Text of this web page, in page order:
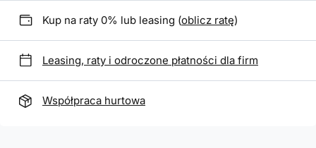
Kup na raty 0% lub leasing (oblicz ratę)
Leasing, raty i odroczone płatności dla firm
Współpraca hurtowa